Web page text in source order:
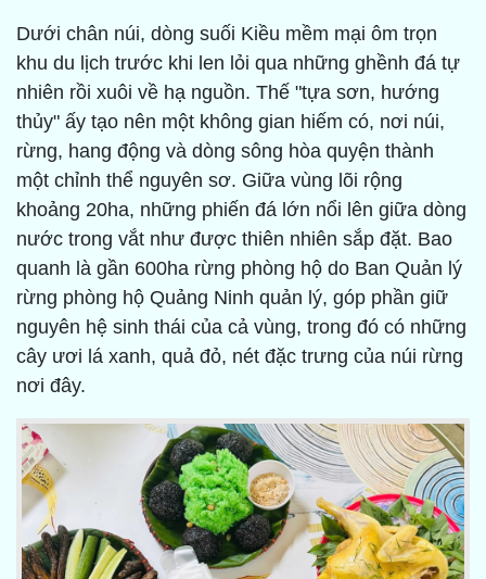
Dưới chân núi, dòng suối Kiều mềm mại ôm trọn
khu du lịch trước khi len lỏi qua những ghềnh đá tự
nhiên rồi xuôi về hạ nguồn. Thế "tựa sơn, hướng
thủy" ấy tạo nên một không gian hiếm có, nơi núi,
rừng, hang động và dòng sông hòa quyện thành
một chỉnh thể nguyên sơ. Giữa vùng lõi rộng
khoảng 20ha, những phiến đá lớn nổi lên giữa dòng
nước trong vắt như được thiên nhiên sắp đặt. Bao
quanh là gần 600ha rừng phòng hộ do Ban Quản lý
rừng phòng hộ Quảng Ninh quản lý, góp phần giữ
nguyên hệ sinh thái của cả vùng, trong đó có những
cây ươi lá xanh, quả đỏ, nét đặc trưng của núi rừng
nơi đây.